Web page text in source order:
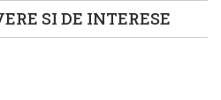
SI DE INTERESE